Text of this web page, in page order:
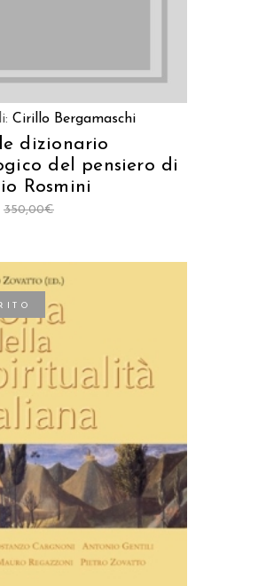
Cirillo Bergamaschi
dizionario
del pensiero di
Rosmini
350,00€
LEGGI TUTTO